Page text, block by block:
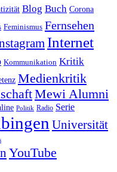
Blog Buch Corona
Feminismus Fernsehen
Internet
Kommunikation Kritik
Medienkritik
Mewi Alumni
Politik Radio Serie
Universität
YouTube